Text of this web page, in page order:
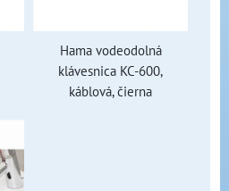
Hama vodeodolná
klávesnica KC-600,
káblová, čierna